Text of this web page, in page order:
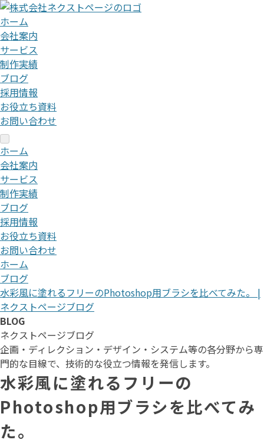
ホーム
会社案内
サービス
制作実績
ブログ
採用情報
お役立ち資料
お問い合わせ
ホーム
会社案内
サービス
制作実績
ブログ
採用情報
お役立ち資料
お問い合わせ
ホーム
ブログ
水彩風に塗れるフリーのPhotoshop用ブラシを比べてみた。 |
ネクストページブログ
BLOG
ネクストページブログ
企画・ディレクション・デザイン・システム等の各分野から専
門的な目線で、技術的な役立つ情報を発信します。
水彩風に塗れるフリーの
Photoshop用ブラシを比べてみ
た。